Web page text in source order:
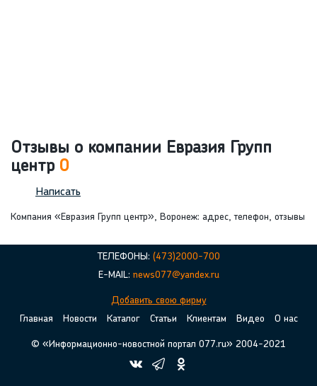
Отзывы о компании Евразия Групп
центр 0
Написать
Компания «Евразия Групп центр», Воронеж: адрес, телефон, отзывы
ТЕЛЕФОНЫ: (473)2000-700
E-MAIL: news077@yandex.ru
Добавить свою фирму
Главная
Новости Каталог Статьи Клиентам Видео О нас
© «Информационно-новостной портал 077.ru» 2004-2021